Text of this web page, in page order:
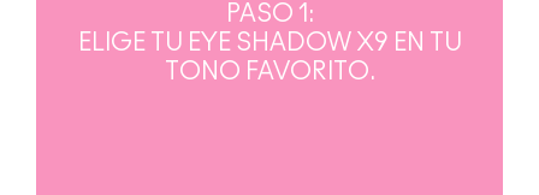
PASO 1:
ELIGE TU EYE SHADOW X9 EN TU
TONO FAVORITO.